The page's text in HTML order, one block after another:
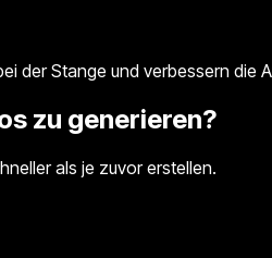
der Stange und verbessern die
zu generieren?
als je zuvor erstellen.